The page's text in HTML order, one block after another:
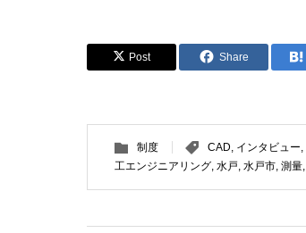
Post Share
制度 CAD, インタビュー,
工エンジニアリング, 水戸, 水戸市, 測量,